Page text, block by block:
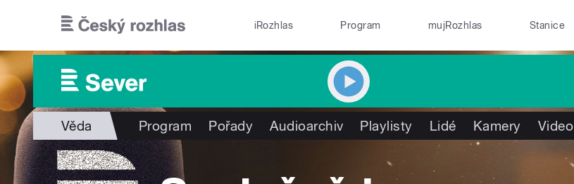
iRozhlas Program mujRozhlas Stanice
Věda Program Pořady Audioarchiv Playlisty Lidé Kamery Video